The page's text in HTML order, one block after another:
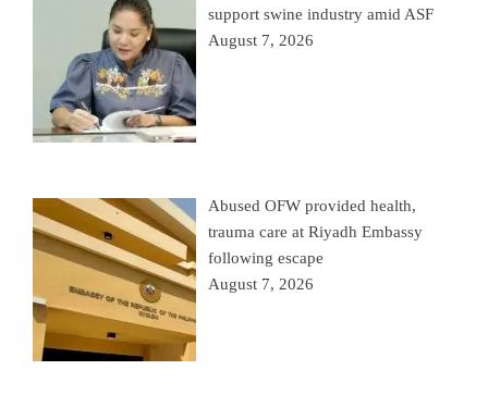
support swine industry amid ASF
August 7, 2026
Abused OFW provided health,
trauma care at Riyadh Embassy
following escape
August 7, 2026